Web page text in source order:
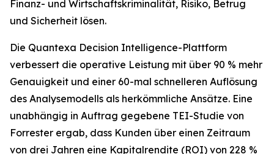
Finanz- und Wirtschaftskriminalität, Risiko, Betrug
und Sicherheit lösen.
Die Quantexa Decision Intelligence-Plattform
verbessert die operative Leistung mit über 90 % mehr
Genauigkeit und einer 60-mal schnelleren Auflösung
des Analysemodells als herkömmliche Ansätze. Eine
unabhängig in Auftrag gegebene TEI-Studie von
Forrester ergab, dass Kunden über einen Zeitraum
von drei Jahren eine Kapitalrendite (ROI) von 228 %